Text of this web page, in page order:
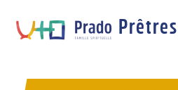
Prêtres